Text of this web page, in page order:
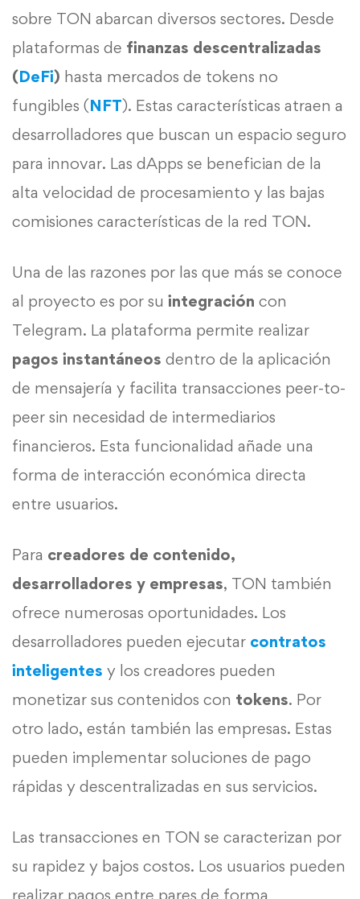
sobre TON abarcan diversos sectores. Desde
plataformas de finanzas descentralizadas
(DeFi) hasta mercados de tokens no
fungibles (NFT). Estas características atraen a
desarrolladores que buscan un espacio seguro
para innovar. Las dApps se benefician de la
alta velocidad de procesamiento y las bajas
comisiones características de la red TON.
Una de las razones por las que más se conoce
al proyecto es por su integración con
Telegram. La plataforma permite realizar
pagos instantáneos dentro de la aplicación
de mensajería y facilita transacciones peer-to-
peer sin necesidad de intermediarios
financieros. Esta funcionalidad añade una
forma de interacción económica directa
entre usuarios.
Para creadores de contenido,
desarrolladores y empresas, TON también
ofrece numerosas oportunidades. Los
desarrolladores pueden ejecutar contratos
inteligentes y los creadores pueden
monetizar sus contenidos con tokens. Por
otro lado, están también las empresas. Estas
pueden implementar soluciones de pago
rápidas y descentralizadas en sus servicios.
Las transacciones en TON se caracterizan por
su rapidez y bajos costos. Los usuarios pueden
realizar pagos entre pares de forma